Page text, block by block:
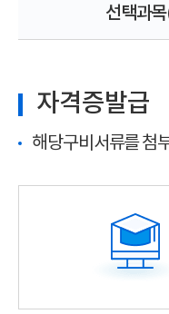
선택과
자격증발급
해당구비서류를 첨